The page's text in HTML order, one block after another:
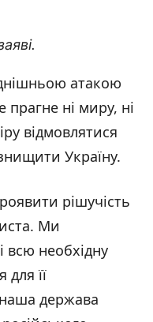
атакою
прагне ні миру, ні
відмовлятися
Україну.
рішучість
Ми
всю необхідну
її
держава